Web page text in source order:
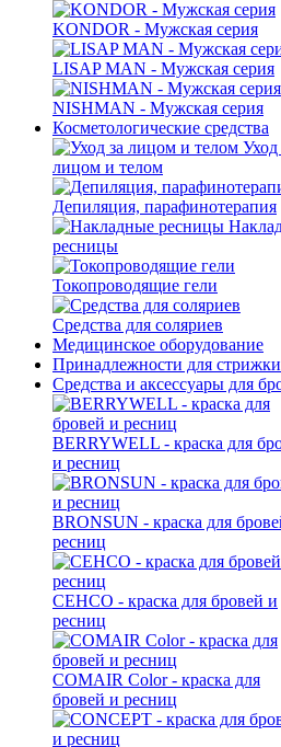
KONDOR - Мужская серия
LISAP MAN - Мужская серия
NISHMAN - Мужская серия
Косметологические средства
Уход
лицом и телом
Депиляция, парафинотерапия
ресницы
Токопроводящие гели
Средства для соляриев
Медицинское оборудование
Принадлежности для
Средства и аксессуары для
BERRYWELL - краска для
и ресниц
BRONSUN - краска для
ресниц
CEHCO - краска для бровей и
ресниц
COMAIR Color - краска для
бровей и ресниц